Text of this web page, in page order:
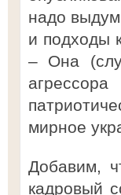
надо
и подходы
– Она
мирное
Добавим,
кадровый